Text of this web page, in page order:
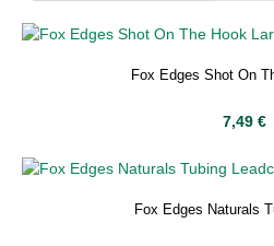
Fox Edges Shot On
7,49 €
Fox Edges Naturals